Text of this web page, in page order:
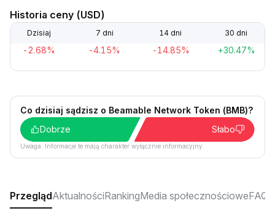
Historia ceny (USD)
Dzisiaj 7 dni 14 dni 30 dni
-2.68% -4.15% -14.85% +30.47%
Co dzisiaj sądzisz o Beamable Network Token (BMB)?
Dobrze
Słabo
Uwaga: Informacje te mają charakter wyłącznie informacyjny.
PrzeglądAktualnościRankingMedia społecznościoweFAQ